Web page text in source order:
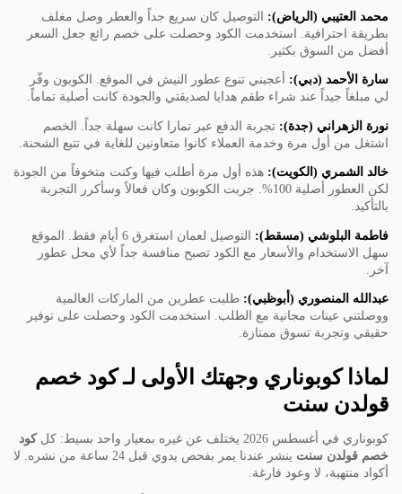
محمد العتيبي (الرياض): التوصيل كان سريع جداً والعطر وصل مغلف
بطريقة احترافية. استخدمت الكود وحصلت على خصم رائع جعل السعر
أفضل من السوق بكثير.
سارة الأحمد (دبي): أعجبني تنوع عطور النيش في الموقع. الكوبون وفّر
لي مبلغاً جيداً عند شراء طقم هدايا لصديقتي والجودة كانت أصلية تماماً.
نورة الزهراني (جدة): تجربة الدفع عبر تمارا كانت سهلة جداً. الخصم
اشتغل من أول مرة وخدمة العملاء كانوا متعاونين للغاية في تتبع الشحنة.
خالد الشمري (الكويت): هذه أول مرة أطلب فيها وكنت متخوفاً من الجودة
لكن العطور أصلية 100%. جربت الكوبون وكان فعالاً وسأكرر التجربة
بالتأكيد.
فاطمة البلوشي (مسقط):
التوصيل لعمان استغرق 6 أيام فقط. الموقع
سهل الاستخدام والأسعار مع الكود تصبح منافسة جداً لأي محل عطور
آخر.
عبدالله المنصوري (أبوظبي): طلبت عطرين من الماركات العالمية
ووصلتني عينات مجانية مع الطلب. استخدمت الكود وحصلت على توفير
حقيقي وتجربة تسوق ممتازة.
لماذا كوبوناري وجهتك الأولى لـ كود خصم
قولدن سنت
كوبوناري في أغسطس 2026 يختلف عن غيره بمعيار واحد بسيط: كل
كود
خصم قولدن سنت
ينشر عندنا يمر بفحص يدوي قبل 24 ساعة من نشره. لا
أكواد منتهية، لا وعود فارغة.